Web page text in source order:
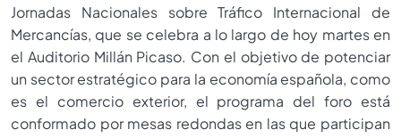
Jornadas Nacionales sobre Tráfico Internacional de
Mercancías, que se celebra a lo largo de hoy martes en
el Auditorio Millán Picaso. Con el objetivo de potenciar
un sector estratégico para la economía española, como
es el comercio exterior, el programa del foro está
conformado por mesas redondas en las que participan